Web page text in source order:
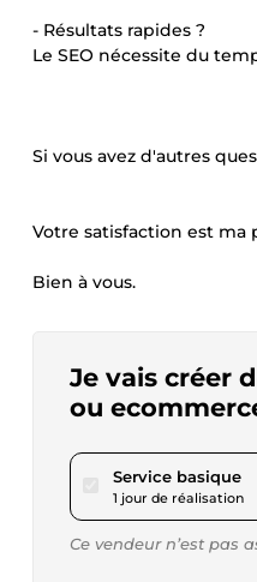
- Résultats rapides ?
Le SEO nécessite du
Si vous avez d'autres
Votre satisfaction est ma
Bien à vous.
Je vais créer
ou
Service basique
1 jour de réalisation
Ce vendeur n’est pas